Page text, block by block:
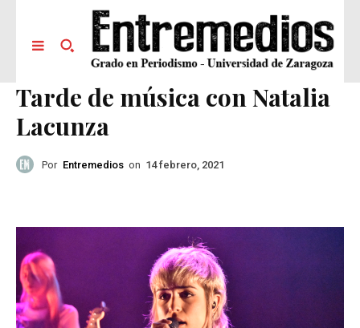
Tarde de música con Natalia
Lacunza
Por Entremedios on 14 febrero, 2021